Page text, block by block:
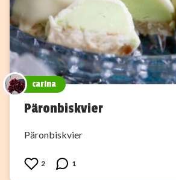
carina
Päronbiskvier
Päronbiskvier
2 1